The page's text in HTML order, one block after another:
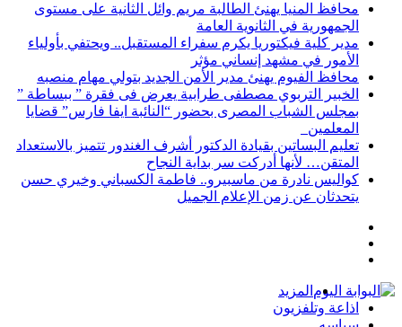
محافظ المنيا يهنئ الطالبة مريم وائل الثانية على مستوى
الجمهورية في الثانوية العامة
مدير كلية فيكتوريا يكرم سفراء المستقبل.. ويحتفي بأولياء
الأمور في مشهد إنساني مؤثر
محافظ الفيوم يهنئ مدير الأمن الجديد بتولي مهام منصبه
الخبير التربوي مصطفى طرابية يعرض فى فقرة ” ببساطة ”
بمجلس الشباب المصرى بحضور “النائبة ايفا فارس” قضايا
المعلمين
تعليم البساتين بقيادة الدكتور أشرف الغندور تتميز بالاستعداد
المتقن… لأنها أدركت سر بداية النجاح
كواليس نادرة من ماسبيرو.. فاطمة الكسباني وخيري حسن
يتحدثان عن زمن الإعلام الجميل
المزيد
اذاعة وتلفزيون